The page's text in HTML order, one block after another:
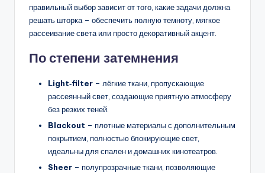
правильный выбор зависит от того, какие задачи должна
решать шторка – обеспечить полную темноту, мягкое
рассеивание света или просто декоративный акцент.
По степени затемнения
Light‑filter – лёгкие ткани, пропускающие
рассеянный свет, создающие приятную атмосферу
без резких теней.
Blackout – плотные материалы с дополнительным
покрытием, полностью блокирующие свет,
идеальны для спален и домашних кинотеатров.
Sheer – полупрозрачные ткани, позволяющие